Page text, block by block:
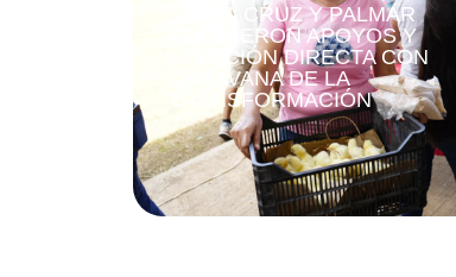
SANTA CRUZ Y PALMAR
RECIBIERON APOYOS Y
ATENCIÓN DIRECTA CON
CARAVANA DE LA
TRANSFORMACIÓN